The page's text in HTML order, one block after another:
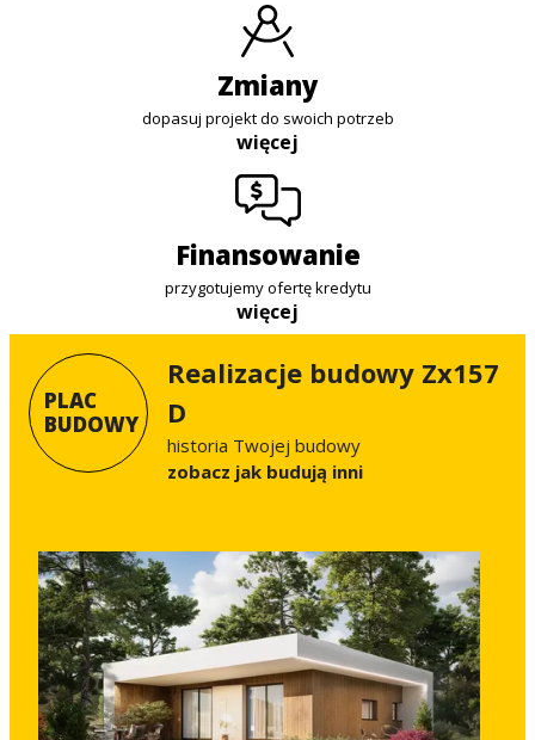
zmiany
dopasuj projekt do swoich potrzeb
więcej
finansowanie
przygotujemy ofertę kredytu
więcej
PLAC
BUDOWY
Realizacje budowy Zx157
D
historia Twojej budowy
Zobacz jak budują inni